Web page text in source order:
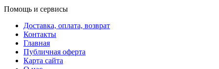
Помощь и сервисы
Доставка, оплата, возврат
Контакты
Главная
Публичная оферта
Карта сайта